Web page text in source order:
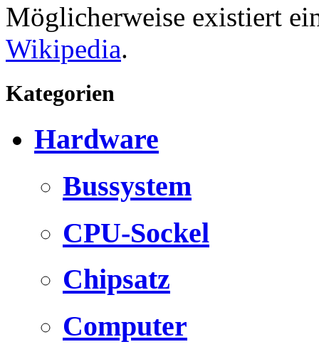
Möglicherweise existiert
Wikipedia.
Kategorien
Hardware
Bussystem
CPU-Sockel
Chipsatz
Computer